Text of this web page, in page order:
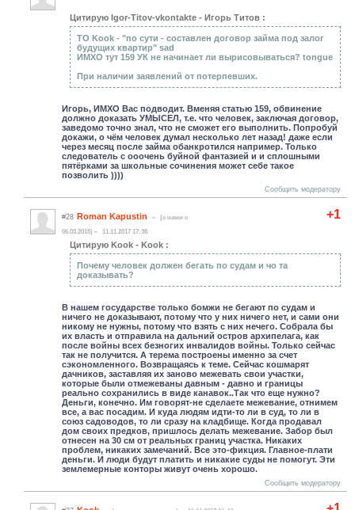
Цитирую Igor-Titov-vkontakte - Игорь Титов :
ТО Kook - "по сути - составлен договор займа под залог
будущих квартир" sad
ИМХО тут 159 УК не начинает ли вырисовываться? tongue
При наличии заявлений от потерпевших.
Игорь, ИМХО Вас подводит. Вменяя статью 159, обвинение
должно доказать УМЫСЕЛ, т.е. что человек, заключая договор,
заведомо точно знал, что не сможет его выполнить. Попробуй
докажи, о чём человек думал несколько лет назад! даже если
через месяц после займа обанкротился например. Только
следователь с ооочень буйной фантазией и и сплошными
пятёрками за школьные сочинения может себе такое
позволить ))))
Сообщить модератору
+1
#28 Roman Kapustin
(c нами с
06.03.2015)
11.11.2017 17:38
Цитирую Kook - Kook :
Почему человек должен бегать по судам и чо та
доказывать?
В нашем государстве только бомжи не бегают по судам и
ничего не доказывают, потому что у них ничего нет, и сами они
никому не нужны, потому что взять с них нечего. Собрала бы
их власть и отправила на дальний остров архипелага, как
после войны всех безногих инвалидов войны. Только сейчас
так не получится. А терема построены именно за счет
сэкономленного. Возвращаясь к теме. Сейчас кошмарят
дачников, заставляя их заново межевать свои участки,
которые были отмежеваны давным - давно и границы
реально сохранились в виде канавок..Так что еще нужно?
Деньги, конечно. Им говорят-не сделаете межевание, отнимем
все, а вас посадим. И куда людям идти-то ли в суд, то ли в
союз садоводов, то ли сразу на кладбище. Когда продавал
дом своих предков, пришлось делать межевание. Забор был
отнесен на 30 см от реальных границ участка. Никаких
проблем, никаких замечаний. Все это-фикция. Главное-плати
деньги. И люди будут платить и никакие суды не помогут. Эти
землемерные конторы живут очень хорошо.
Сообщить модератору